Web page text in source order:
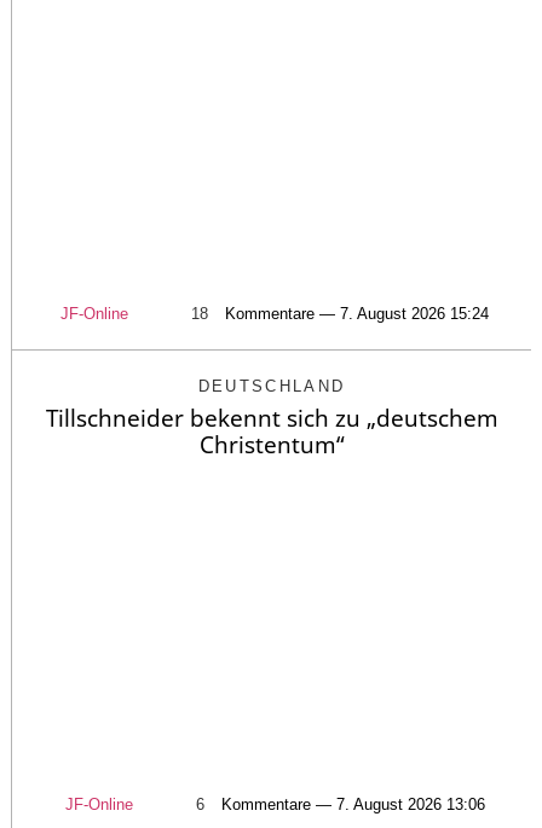
JF-Online 18 Kommentare — 7. August 2026 15:24
DEUTSCHLAND
Tillschneider bekennt sich zu „deutschem
Christentum“
JF-Online 6 Kommentare — 7. August 2026 13:06